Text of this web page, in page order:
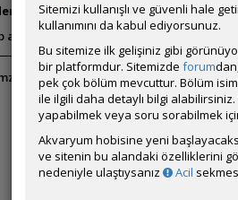
Zamanı: 05 Temmuz 2026 16:00
akvaryumda pea puffer beslenirmi
sadece giriş yapan üyelerimiz
Sitemizi kullanışlı ve güvenli hale
kullanımını da kabul ediyorsunuz.
Bu sitemize ilk gelişiniz gibi
bir platformdur. Sitemizde forum
pek çok bölüm mevcuttur. Bölüm
ile ilgili daha detaylı bilgi
yapabilmek veya soru sorabilmek
Akvaryum hobisine yeni
ve sitenin bu alandaki özelliklerini
nedeniyle ulaştıysanız
Acil